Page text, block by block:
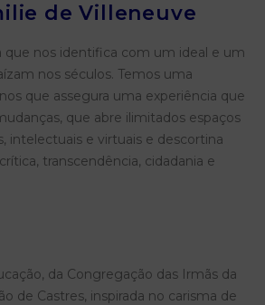
de Villeneuve
que nos identifica com um ideal e um
nos séculos. Temos uma
que assegura uma experiência que
que abre ilimitados espaços
intelectuais e virtuais e descortina
transcendência, cidadania e
da Congregação das Irmãs da
de Castres, inspirada no carisma de